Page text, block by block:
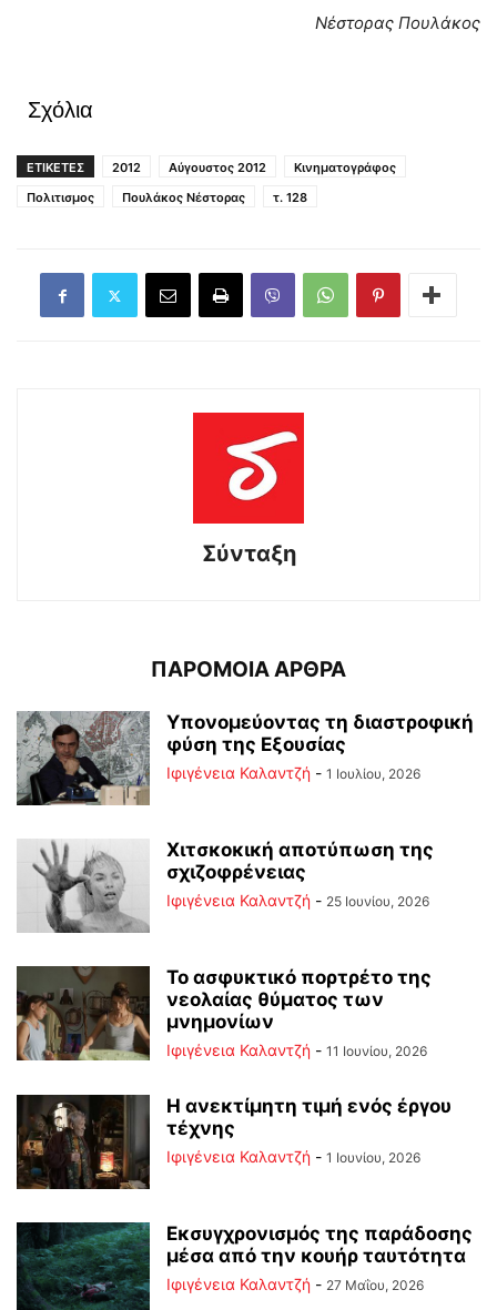
Νέστορας Πουλάκος
Σχόλια
ΕΤΙΚΕΤΕΣ 2012 Αύγουστος 2012
Κινηματογράφος
Πολιτισμος
Πουλάκος Νέστορας τ. 128
Σύνταξη
ΠΑΡΟΜΟΙΑ ΑΡΘΡΑ
Υπονομεύοντας τη διαστροφική
φύση της Εξουσίας
Ιφιγένεια Καλαντζή - 1 Ιουλίου, 2026
Χιτσκοκική αποτύπωση της
σχιζοφρένειας
Ιφιγένεια Καλαντζή - 25 Ιουνίου, 2026
Το ασφυκτικό πορτρέτο της
νεολαίας θύματος των
μνημονίων
Ιφιγένεια Καλαντζή - 11 Ιουνίου, 2026
Η ανεκτίμητη τιμή ενός έργου
τέχνης
Ιφιγένεια Καλαντζή - 1 Ιουνίου, 2026
Εκσυγχρονισμός της παράδοσης
μέσα από την κουήρ ταυτότητα
Ιφιγένεια Καλαντζή - 27 Μαΐου, 2026